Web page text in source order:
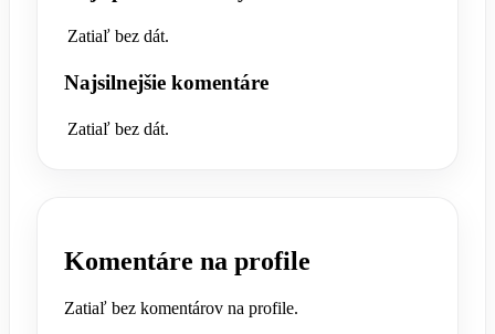
Zatiaľ bez dát.
Najsilnejšie komentáre
Zatiaľ bez dát.
Komentáre na profile
Zatiaľ bez komentárov na profile.